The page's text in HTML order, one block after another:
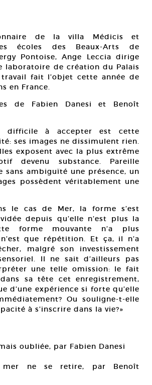
de la villa Médicis et
écoles des Beaux-Arts de
Pontoise, Ange Leccia dirige
laboratoire de création du Palais
travail fait l’objet cette année de
en France.
de Fabien Danesi et Benoît
difficile à accepter est cette
ses images ne dissimulent rien.
exposent avec la plus extrême
devenu substance. Pareille
sans ambiguïté une présence, un
possèdent véritablement une
le cas de Mer, la forme s’est
depuis qu’elle n’est plus la
forme mouvante n’a plus
que répétition. Et ça, il n’a
malgré son investissement
Il ne sait d’ailleurs pas
une telle omission: le fait
sa tête cet enregistrement,
d’une expérience si forte qu’elle
Ou souligne-t-elle
à s’inscrire dans la vie?»
oubliée, par Fabien Danesi
ne se retire, par Benoît